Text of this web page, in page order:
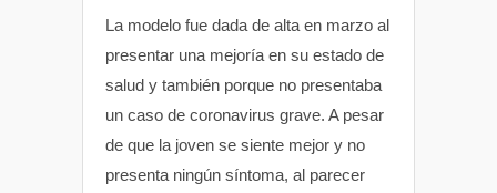
La modelo fue dada de alta en marzo al
presentar una mejoría en su estado de
salud y también porque no presentaba
un caso de coronavirus grave. A pesar
de que la joven se siente mejor y no
presenta ningún síntoma, al parecer